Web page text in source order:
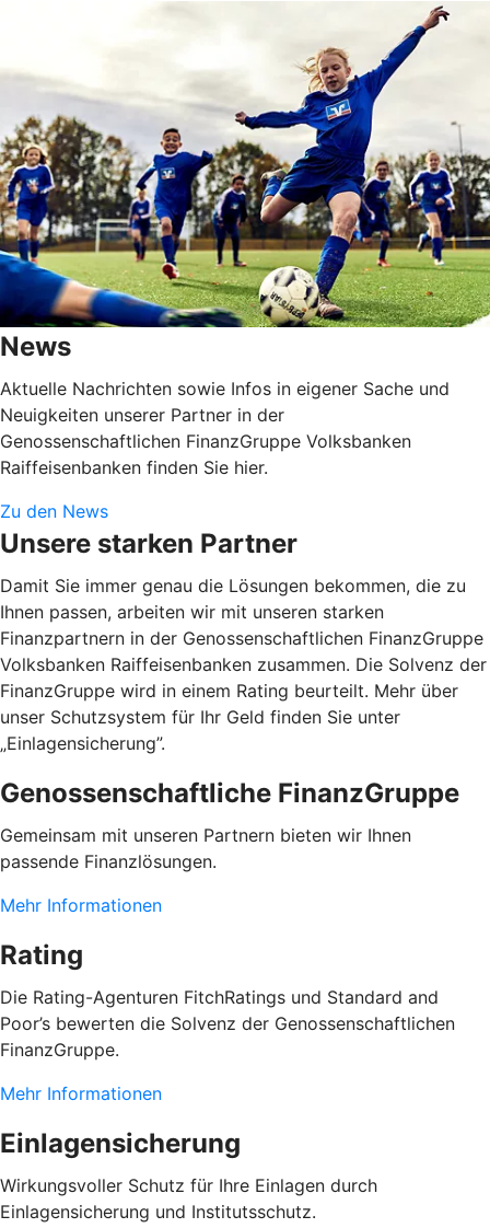
News
Aktuelle Nachrichten sowie Infos in eigener Sache und
Neuigkeiten unserer Partner in der
Genossenschaftlichen FinanzGruppe Volksbanken
Raiffeisenbanken finden Sie hier.
Zu den News
Unsere starken Partner
Damit Sie immer genau die Lösungen bekommen, die zu
Ihnen passen, arbeiten wir mit unseren starken
Finanzpartnern in der Genossenschaftlichen FinanzGruppe
Volksbanken Raiffeisenbanken zusammen. Die Solvenz der
FinanzGruppe wird in einem Rating beurteilt. Mehr über
unser Schutzsystem für Ihr Geld finden Sie unter
„Einlagensicherung”.
Genossenschaftliche FinanzGruppe
Gemeinsam mit unseren Partnern bieten wir Ihnen
passende Finanzlösungen.
Mehr Informationen
Rating
Die Rating-Agenturen FitchRatings und Standard and
Poor’s bewerten die Solvenz der Genossenschaftlichen
FinanzGruppe.
Mehr Informationen
Einlagensicherung
Wirkungsvoller Schutz für Ihre Einlagen durch
Einlagensicherung und Institutsschutz.